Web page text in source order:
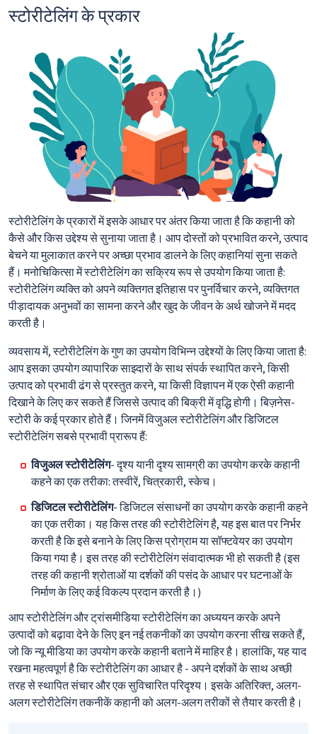
स्टोरीटेलिंग के प्रकार
स्टोरीटेलिंग के प्रकारों में इसके आधार पर अंतर किया जाता है कि कहानी को
कैसे और किस उद्देश्य से सुनाया जाता है। आप दोस्तों को प्रभावित करने, उत्पाद
बेचने या मुलाकात करने पर अच्छा प्रभाव डालने के लिए कहानियां सुना सकते
हैं। मनोचिकित्सा में स्टोरीटेलिंग का सक्रिय रूप से उपयोग किया जाता है:
स्टोरीटेलिंग व्यक्ति को अपने व्यक्तिगत इतिहास पर पुनर्विचार करने, व्यक्तिगत
पीड़ादायक अनुभवों का सामना करने और खुद के जीवन के अर्थ खोजने में मदद
करती है।
व्यवसाय में, स्टोरीटेलिंग के गुण का उपयोग विभिन्न उद्देश्यों के लिए किया जाता है:
आप इसका उपयोग व्यापारिक साझ्दारों के साथ संपर्क स्थापित करने, किसी
उत्पाद को प्रभावी ढंग से प्रस्तुत करने, या किसी विज्ञापन में एक ऐसी कहानी
दिखाने के लिए कर सकते हैं जिससे उत्पाद की बिक्री में वृद्धि होगी। बिज़नेस-
स्टोरी के कई प्रकार होते हैं। जिनमें विजुअल स्टोरीटेलिंग और डिजिटल
स्टोरीटेलिंग सबसे प्रभावी प्रारूप हैं:
विजुअल स्टोरीटेलिंग- दृश्य यानी दृश्य सामग्री का उपयोग करके कहानी
कहने का एक तरीका: तस्वीरें, चित्रकारी, स्केच।
डिजिटल स्टोरीटेलिंग- डिजिटल संसाधनों का उपयोग करके कहानी कहने
का एक तरीका। यह किस तरह की स्टोरीटेलिंग है, यह इस बात पर निर्भर
करती है कि इसे बनाने के लिए किस प्रोग्राम या सॉफ्टवेयर का उपयोग
किया गया है। इस तरह की स्टोरीटेलिंग संवादात्मक भी हो सकती है (इस
तरह की कहानी श्रोताओं या दर्शकों की पसंद के आधार पर घटनाओं के
निर्माण के लिए कई विकल्प प्रदान करती है।)
आप स्टोरीटेलिंग और ट्रांसमीडिया स्टोरीटेलिंग का अध्ययन करके अपने
उत्पादों को बढ़ावा देने के लिए इन नई तकनीकों का उपयोग करना सीख सकते हैं,
जो कि न्यू मीडिया का उपयोग करके कहानी बताने में माहिर है। हालांकि, यह याद
रखना महत्वपूर्ण है कि स्टोरीटेलिंग का आधार है - अपने दर्शकों के साथ अच्छी
तरह से स्थापित संचार और एक सुविचारित परिदृश्य। इसके अतिरिक्त, अलग-
अलग स्टोरीटेलिंग तकनीकें कहानी को अलग-अलग तरीकों से तैयार करती है।